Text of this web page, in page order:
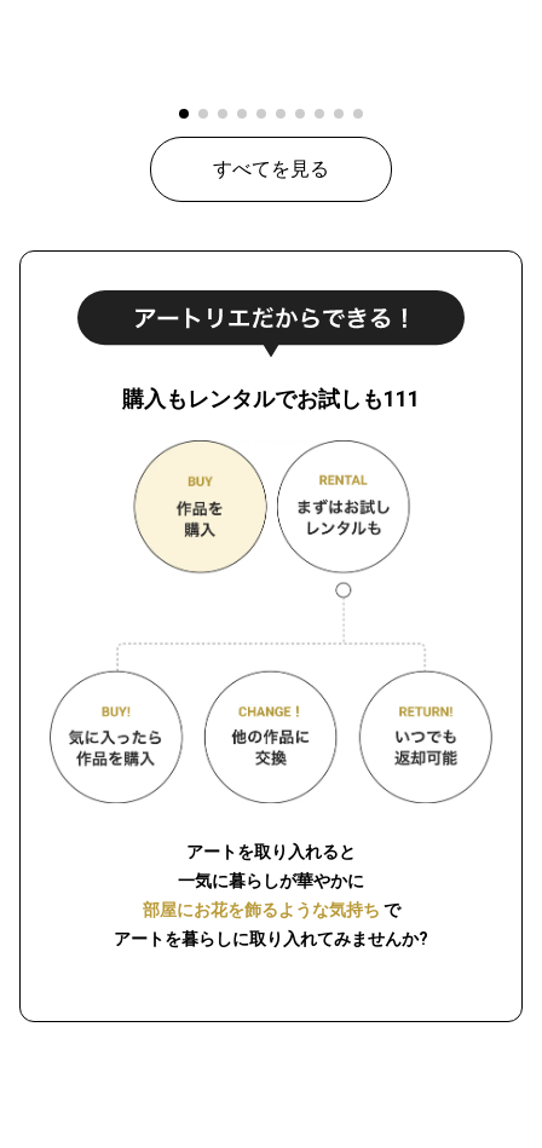
すべてを見る
購入もレンタルでお試しも111
アートを取り入れると
一気に暮らしが華やかに
部屋にお花を飾るような気持ち で
アートを暮らしに取り入れてみませんか?